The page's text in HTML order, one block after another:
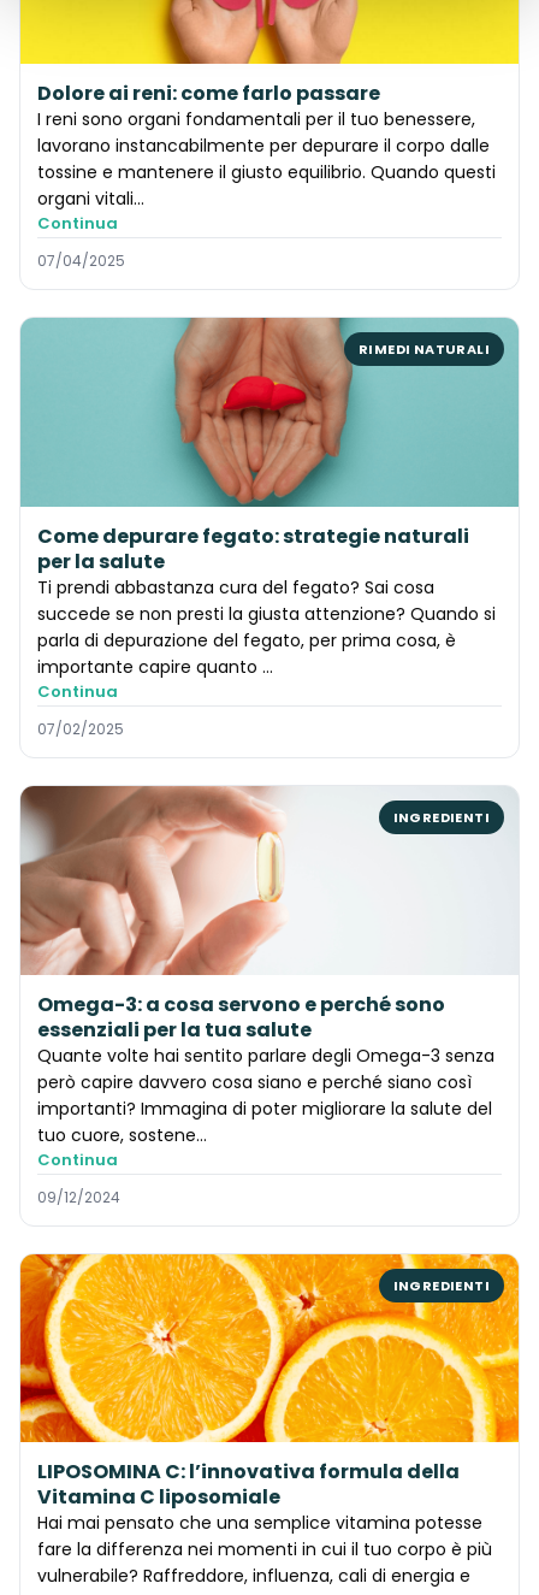
Dolore ai reni: come farlo passare
I reni sono organi fondamentali per il tuo benessere,
lavorano instancabilmente per depurare il corpo dalle
tossine e mantenere il giusto equilibrio. Quando questi
organi vitali...
Continua
07/04/2025
RIMEDI NATURALI
Come depurare fegato: strategie naturali
per la salute
Ti prendi abbastanza cura del fegato? Sai cosa
succede se non presti la giusta attenzione? Quando si
parla di depurazione del fegato, per prima cosa, è
importante capire quanto ...
Continua
07/02/2025
INGREDIENTI
Omega-3: a cosa servono e perché sono
essenziali per la tua salute
Quante volte hai sentito parlare degli Omega-3 senza
però capire davvero cosa siano e perché siano così
importanti? Immagina di poter migliorare la salute del
tuo cuore, sostene...
Continua
09/12/2024
INGREDIENTI
LIPOSOMINA C: l’innovativa formula della
Vitamina C liposomiale
Hai mai pensato che una semplice vitamina potesse
fare la differenza nei momenti in cui il tuo corpo è più
vulnerabile? Raffreddore, influenza, cali di energia e